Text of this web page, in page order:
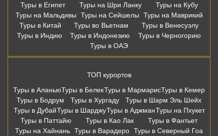
Туры в Египет
Туры на Шри Ланку
Туры на Кубу
Туры на Мальдивы
Туры на Сейшелы
Туры на Маврикий
Туры в Китай
Туры во Вьетнам
Туры в Венесуэлу
Туры в Индию
Туры в Индонезию
Туры в Черногорию
Туры в ОАЭ
ТОП курортов
Туры в АланьюТуры в БелекТуры в МармарисТуры в Кемер
Туры в Бодрум
Туры в Хургаду
Туры в Шарм Эль Шейх
Туры в ДубайТуры в ШарджуТуры в АджманТуры на Пхукет
Туры в Паттайю
Туры в Као Лак
Туры в Фантьет
Туры на Хайнань Туры в Варадеро Туры в Северный Гоа